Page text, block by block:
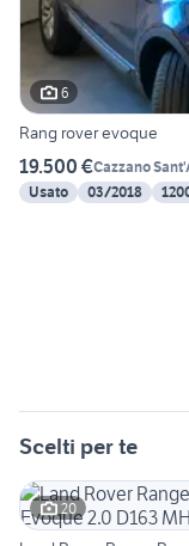
6
Rang rover evoque
19.500 €Cazzano
Usato
03/2018
Scelti per te
20